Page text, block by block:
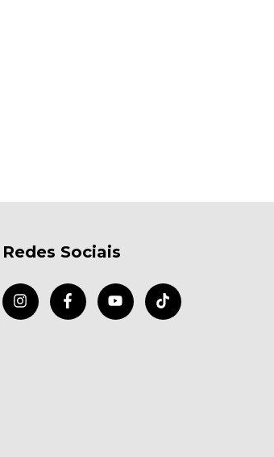
Redes Sociais